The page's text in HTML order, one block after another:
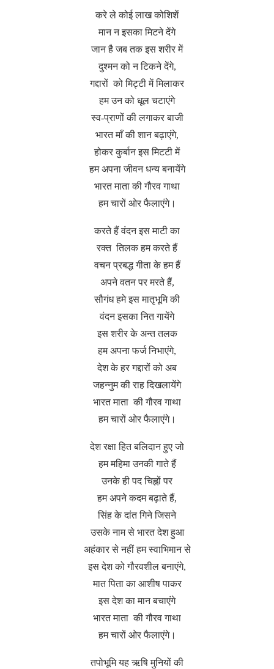
करे ले कोई लाख कोशिशें
मान न इसका मिटने देंगे
जान है जब तक इस शरीर में
दुश्मन को न टिकने देंगे,
गद्दारों को मिट्टी में मिलाकर
हम उन को धूल चटाएंगे
स्व-प्राणों की लगाकर बाजी
भारत माँ की शान बढ़ाएंगे,
होकर कुर्बान इस मिटटी में
हम अपना जीवन धन्य बनायेंगे
भारत माता की गौरव गाथा
हम चारों ओर फैलाएंगे।
करते हैं वंदन इस माटी का
रक्त तिलक हम करते हैं
वचन प्रबद्ध गीता के हम हैं
अपने वतन पर मरते हैं,
सौगंध हमे इस मातृभूमि की
वंदन इसका नित गायेंगे
इस शरीर के अन्त तलक
हम अपना फर्ज निभाएंगे,
देश के हर गद्दारों को अब
जहन्नुम की राह दिखलायेंगे
भारत माता की गौरव गाथा
हम चारों ओर फैलाएंगे।
देश रक्षा हित बलिदान हुए जो
हम महिमा उनकी गाते हैं
उनके ही पद चिह्नों पर
हम अपने कदम बढ़ाते हैं,
सिंह के दांत गिने जिसने
उसके नाम से भारत देश हुआ
अहंकार से नहीं हम स्वाभिमान से
इस देश को गौरवशील बनाएंगे,
मात पिता का आशीष पाकर
इस देश का मान बचाएंगे
भारत माता की गौरव गाथा
हम चारों ओर फैलाएंगे।
तपोभूमि यह ऋषि मुनियों की